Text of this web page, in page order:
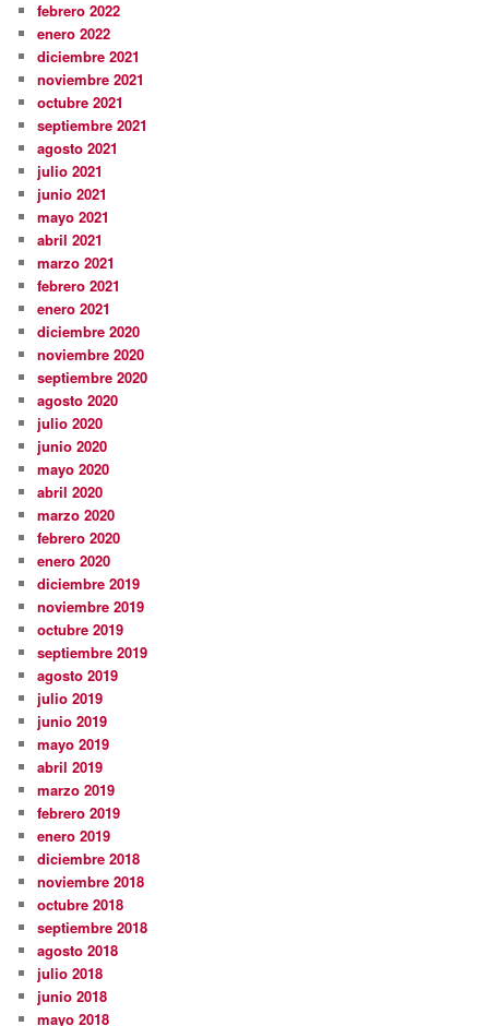
febrero 2022
enero 2022
diciembre 2021
noviembre 2021
octubre 2021
septiembre 2021
agosto 2021
julio 2021
junio 2021
mayo 2021
abril 2021
marzo 2021
febrero 2021
enero 2021
diciembre 2020
noviembre 2020
septiembre 2020
agosto 2020
julio 2020
junio 2020
mayo 2020
abril 2020
marzo 2020
febrero 2020
enero 2020
diciembre 2019
noviembre 2019
octubre 2019
septiembre 2019
agosto 2019
julio 2019
junio 2019
mayo 2019
abril 2019
marzo 2019
febrero 2019
enero 2019
diciembre 2018
noviembre 2018
octubre 2018
septiembre 2018
agosto 2018
julio 2018
junio 2018
mayo 2018